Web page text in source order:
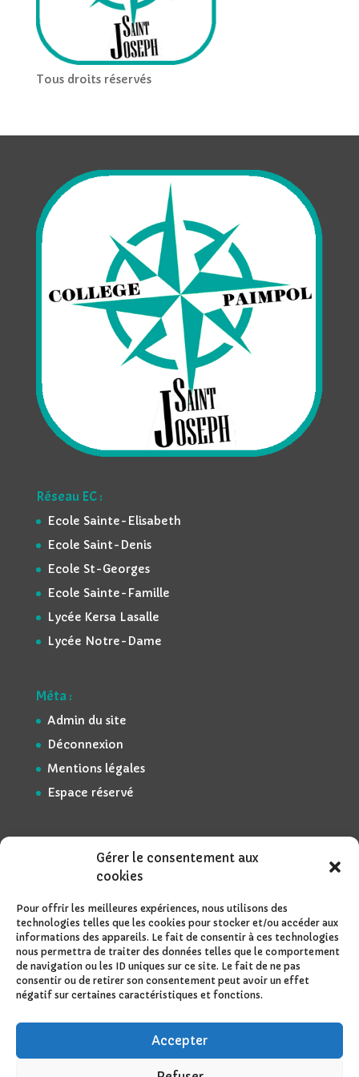
Gérer le consentement aux
cookies
Pour offrir les meilleures expériences, nous utilisons des
technologies telles que les cookies pour stocker et/ou accéder aux
informations des appareils. Le fait de consentir à ces technologies
nous permettra de traiter des données telles que le comportement
de navigation ou les ID uniques sur ce site. Le fait de ne pas
consentir ou de retirer son consentement peut avoir un effet
négatif sur certaines caractéristiques et fonctions.
Accepter
Tous droits réservés
Réseau EC :
Ecole Sainte-Elisabeth
Ecole Saint-Denis
Ecole St-Georges
Ecole Sainte-Famille
Lycée Kersa Lasalle
Lycée Notre-Dame
Méta :
Admin du site
Déconnexion
Mentions légales
Espace réservé